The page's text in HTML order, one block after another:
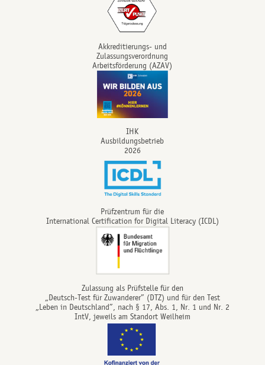
Akkreditierungs- und
Zulassungsverordnung
Arbeitsförderung (AZAV)
IHK
Ausbildungsbetrieb
2026
Prüfzentrum für die
International Certification for Digital Literacy (ICDL)
Zulassung als Prüfstelle für den
„Deutsch-Test für Zuwanderer” (DTZ) und für den Test
„Leben in Deutschland”, nach § 17, Abs. 1, Nr. 1 und Nr. 2
IntV, jeweils am Standort Weilheim